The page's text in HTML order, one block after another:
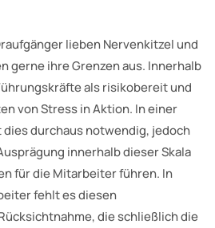
lieben Nervenkitzel und
gerne ihre Grenzen aus. Innerhalb
als risikobereit und
von Stress in Aktion. In einer
durchaus notwendig, jedoch
innerhalb dieser Skala
für die Mitarbeiter führen. In
fehlt es diesen
die schließlich die